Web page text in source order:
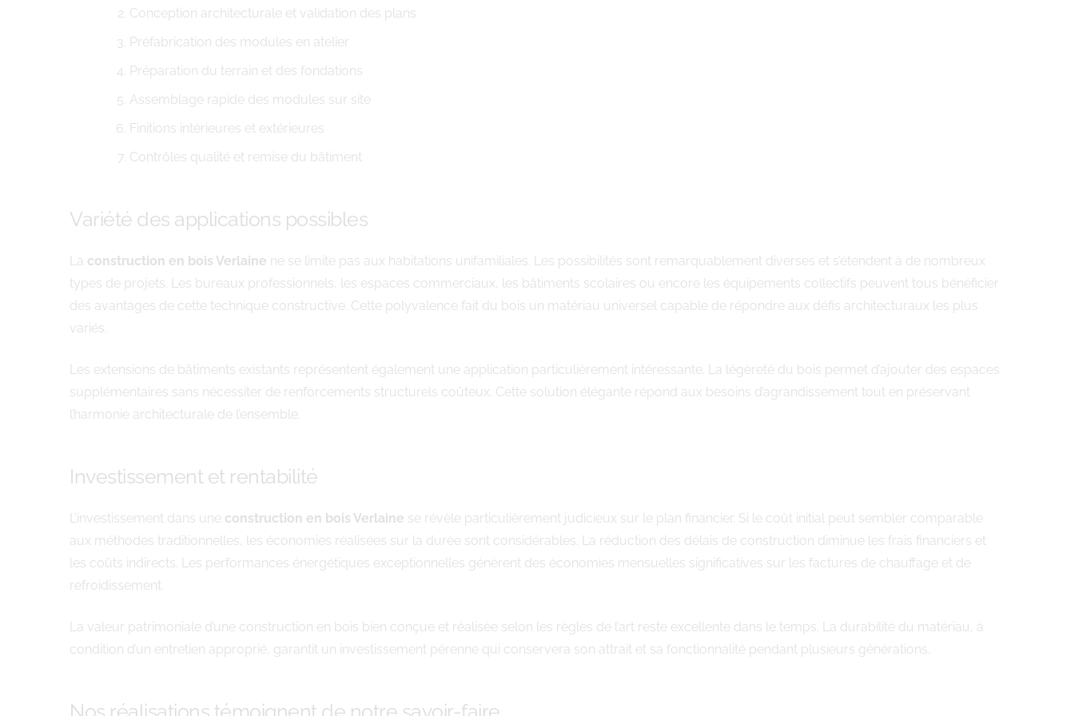
Conception architecturale et validation des plans
Préfabrication des modules en atelier
Préparation du terrain et des fondations
Assemblage rapide des modules sur site
Finitions intérieures et extérieures
Contrôles qualité et remise du bâtiment
Variété des applications possibles
La construction en bois Verlaine ne se limite pas aux habitations unifamiliales. Les possibilités sont remarquablement diverses et s’étendent à de nombreux
types de projets. Les bureaux professionnels, les espaces commerciaux, les bâtiments scolaires ou encore les équipements collectifs peuvent tous bénéficier
des avantages de cette technique constructive. Cette polyvalence fait du bois un matériau universel capable de répondre aux défis architecturaux les plus
variés.
Les extensions de bâtiments existants représentent également une application particulièrement intéressante. La légèreté du bois permet d’ajouter des espaces
supplémentaires sans nécessiter de renforcements structurels coûteux. Cette solution élégante répond aux besoins d’agrandissement tout en préservant
l’harmonie architecturale de l’ensemble.
Investissement et rentabilité
L’investissement dans une construction en bois Verlaine se révèle particulièrement judicieux sur le plan financier. Si le coût initial peut sembler comparable
aux méthodes traditionnelles, les économies réalisées sur la durée sont considérables. La réduction des délais de construction diminue les frais financiers et
les coûts indirects. Les performances énergétiques exceptionnelles génèrent des économies mensuelles significatives sur les factures de chauffage et de
refroidissement.
La valeur patrimoniale d’une construction en bois bien conçue et réalisée selon les règles de l’art reste excellente dans le temps. La durabilité du matériau, à
condition d’un entretien approprié, garantit un investissement pérenne qui conservera son attrait et sa fonctionnalité pendant plusieurs générations.